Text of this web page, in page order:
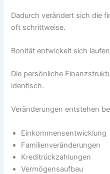
Dadurch verändert sich die
oft schrittweise.
Bonität entwickelt sich
Die persönliche
identisch.
Veränderungen entstehen
Einkommensentwicklung
Familienveränderungen
Kreditrückzahlungen
Vermögensaufbau